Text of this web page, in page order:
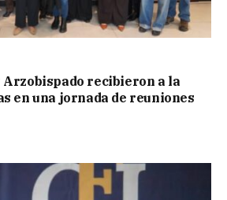
Arzobispado recibieron a la
en una jornada de reuniones